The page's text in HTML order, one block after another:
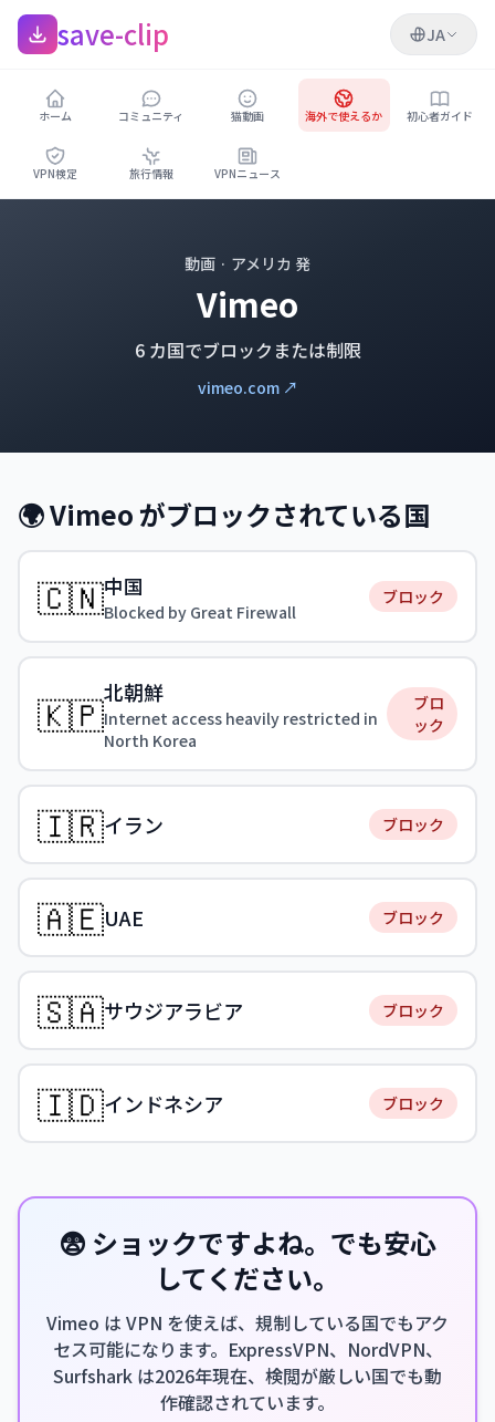
save-clip JA
ホーム コミュニティ 猫動画 海外で使えるか 初心者ガイド
VPN検定 旅行情報 VPNニュース
動画 · アメリカ 発
Vimeo
6 カ国でブロックまたは制限
vimeo.com ↗
🌍 Vimeo がブロックされている国
🇨🇳中国
Blocked by Great Firewall
ブロック
🇰🇵北朝鮮
Internet access heavily restricted in
North Korea
ブロ
ック
🇮🇷イラン ブロック
🇦🇪UAE ブロック
🇸🇦サウジアラビア ブロック
🇮🇩インドネシア ブロック
😨 ショックですよね。でも安心
してください。
Vimeo は VPN を使えば、規制している国でもアク
セス可能になります。ExpressVPN、NordVPN、
Surfshark は2026年現在、検閲が厳しい国でも動
作確認されています。